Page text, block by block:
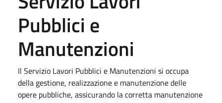
Pubblici e
Manutenzioni
Il Servizio Lavori Pubblici e Manutenzioni si occupa
della gestione, realizzazione e manutenzione delle
opere pubbliche, assicurando la corretta manutenzione